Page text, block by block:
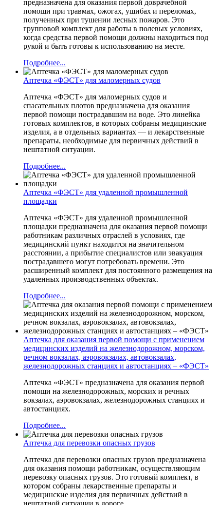
предназначена для оказания первой доврачебной
помощи при травмах, ожогах, ушибах и переломах,
полученных при тушении лесных пожаров. Это
групповой комплект для работы в полевых условиях,
когда средства первой помощи должны находиться под
рукой и быть готовы к использованию на месте.
Подробнее...
Аптечка «ФЭСТ» для маломерных судов
Аптечка «ФЭСТ» для маломерных судов и
спасательных плотов предназначена для оказания
первой помощи пострадавшим на воде. Это линейка
готовых комплектов, в которых собраны медицинские
изделия, а в отдельных вариантах — и лекарственные
препараты, необходимые для первичных действий в
нештатной ситуации.
Подробнее...
Аптечка «ФЭСТ» для удаленной промышленной
площадки
Аптечка «ФЭСТ» для удаленной промышленной
площадки предназначена для оказания первой помощи
работникам различных отраслей в условиях, где
медицинский пункт находится на значительном
расстоянии, а прибытие специалистов или эвакуация
пострадавшего могут потребовать времени. Это
расширенный комплект для постоянного размещения на
удаленных производственных объектах.
Подробнее...
Аптечка для оказания первой помощи с применением
медицинских изделий на железнодорожном, морском,
речном вокзалах, аэровокзалах, автовокзалах,
железнодорожных станциях и автостанциях – «ФЭСТ»
Аптечка «ФЭСТ» предназначена для оказания первой
помощи на железнодорожных, морских и речных
вокзалах, аэровокзалах, железнодорожных станциях и
автостанциях.
Подробнее...
Аптечка для перевозки опасных грузов
Аптечка для перевозки опасных грузов предназначена
для оказания помощи работникам, осуществляющим
перевозку опасных грузов. Это готовый комплект, в
котором собраны лекарственные препараты и
медицинские изделия для первичных действий в